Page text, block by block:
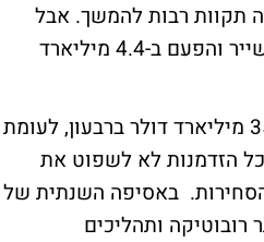
תקוות רבות להמשך. אבל
ברקשייר ממשיכה לקנות ברקשייר והפעם ב-4.4 מיליארד
הרווח הנקי של ברקשייר, כולל עליית ערך ההשקעות הסחירות עלה ל-35.5 מיליארד דולר ברבעון, לעומת
הזדמנות לא לשפוט את
באסיפה השנתית של
רובוטיקה ותהליכים